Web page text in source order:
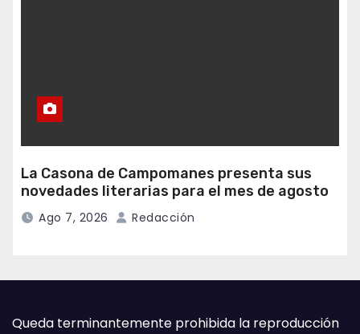
La Casona de Campomanes presenta sus
novedades literarias para el mes de agosto
Ago 7, 2026 Redacción
Queda terminantemente prohibida la reproducción